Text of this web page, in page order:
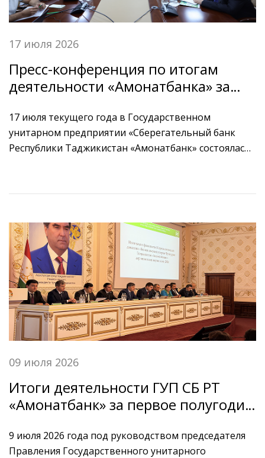
17 июля 2026
Пресс-конференция по итогам
деятельности «Амонатбанка» за
17 июля текущего года в Государственном
унитарном предприятии «Сберегательный банк
Республики Таджикистан «Амонатбанк» состоялась
09 июля 2026
Итоги деятельности ГУП СБ РТ
«Амонатбанк» за первое полугодие
года.
9 июля 2026 года под руководством председателя
Правления Государственного унитарного